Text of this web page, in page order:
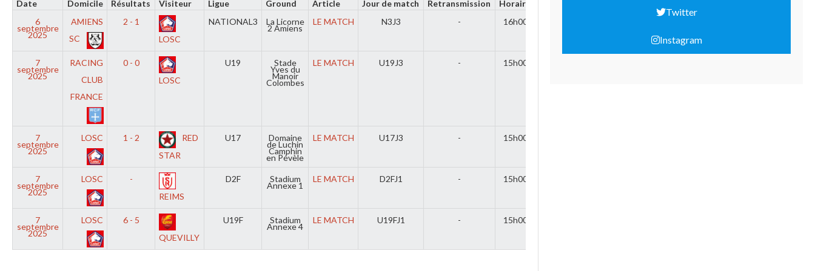
Date Domicile Résultats Visiteur Ligue Ground Article Jour de match Retransmission
Horaire
6
septembre
2025
AMIENS
SC
2 - 1
LOSC
NATIONAL3 La Licorne
2 Amiens
LE MATCH N3J3 - 16h00
7
septembre
2025
RACING
CLUB
FRANCE
0 - 0
LOSC
U19 Stade
Yves du
Manoir
Colombes
LE MATCH U19J3 - 15h00
7
septembre
2025
LOSC 1 - 2
RED
STAR
U17 Domaine
de Luchin
Camphin
en Pévèle
LE MATCH U17J3 - 15h00
7
septembre
2025
LOSC
-
REIMS
D2F Stadium
Annexe 1
LE MATCH D2FJ1 - 15h00
7
septembre
2025
LOSC
6 - 5
QUEVILLY
U19F Stadium
Annexe 4
LE MATCH U19FJ1 - 15h00
Twitter
Instagram